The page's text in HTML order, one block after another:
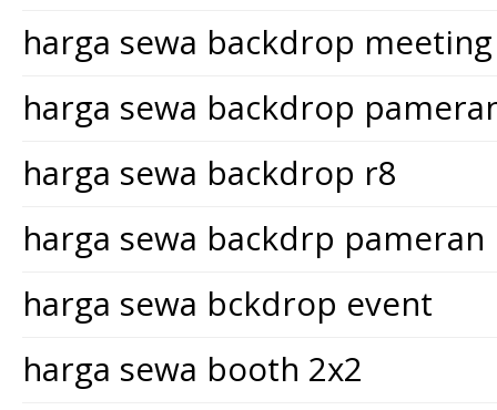
harga sewa backdrop meeting
harga sewa backdrop
harga sewa backdrop r8
harga sewa backdrp pameran
harga sewa bckdrop event
harga sewa booth 2x2